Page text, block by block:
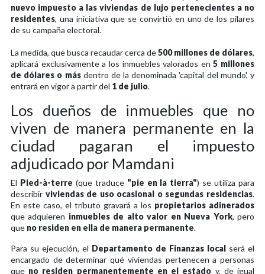
nuevo impuesto a las viviendas de lujo pertenecientes a no
residentes, una iniciativa que se convirtió en uno de los pilares
de su campaña electoral.
La medida, que busca recaudar cerca de500 millones de dólares,
aplicará exclusivamente a los inmuebles valorados en5 millones
de dólares o másdentro de la denominada 'capital del mundo', y
entrará en vigor a partir del 1 de julio.
Los dueños de inmuebles que no
viven de manera permanente en la
ciudad pagaran el impuesto
adjudicado por Mamdani
El Pied-à-terre (que traduce "pie en la tierra") se utiliza para
describir viviendas de uso ocasional o segundas residencias.
En este caso, el tributo gravará a los propietarios adinerados
que adquieren inmuebles de alto valor en Nueva York, pero
que no residen en ella de manera permanente.
Para su ejecución, el Departamento de Finanzas local será el
encargado de determinar qué viviendas pertenecen a personas
que no residen permanentemente en el estado y, de igual